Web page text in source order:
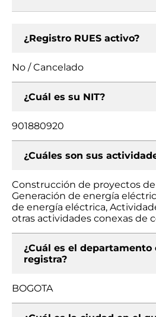
¿Registro RUES activo?
No / Cancelado
¿Cuál es su NIT?
901880920
¿Cuáles son sus
Construcción de proyectos
Generación de energía
de energía eléctrica,
otras actividades conexas de
¿Cuál es el departamento
registra?
BOGOTA